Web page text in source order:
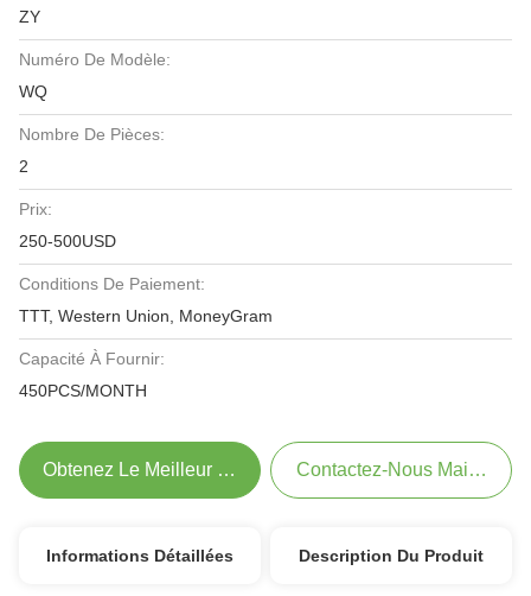
ZY
Numéro De Modèle:
WQ
Nombre De Pièces:
2
Prix:
250-500USD
Conditions De Paiement:
TTT, Western Union, MoneyGram
Capacité À Fournir:
450PCS/MONTH
Obtenez Le Meilleur Prix Contactez-Nous Maintenant
Informations Détaillées Description Du Produit